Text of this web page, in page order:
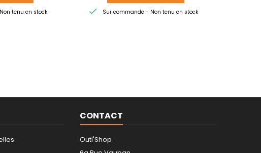
tenu en stock  Sur commande - Non tenu en stock
CONTACT
Outi'Shop